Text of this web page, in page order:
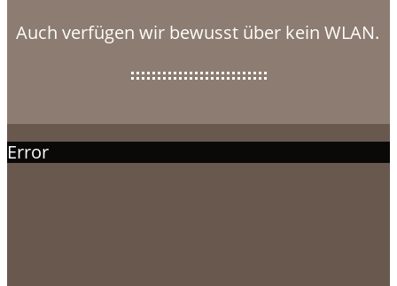
Auch verfügen wir bewusst über kein WLAN.
Error